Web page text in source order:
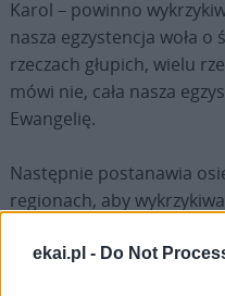
ekai.pl - Do Not
Karol – powinno
nasza egzystencja woła o
rzeczach głupich, wielu
mówi nie, cała nasza
Ewangelię.
Następnie postanawia
regionach, aby
pustynię Sahara, między